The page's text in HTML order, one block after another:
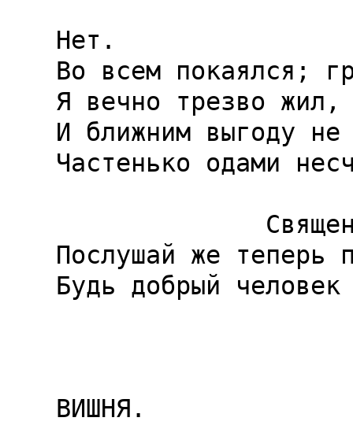
Нет.
Во всем покаялся;
Я вечно трезво жил,
И ближним выгоду
Частенько одами
Послушай же теперь
Будь добрый
ВИШНЯ.